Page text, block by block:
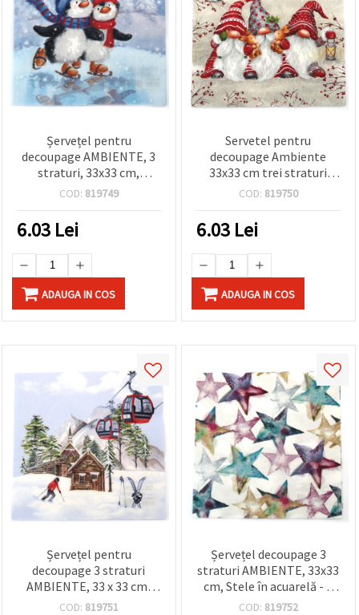
Șervețel pentru
decoupage AMBIENTE, 3
straturi, 33x33 cm,
Pinguini patinând - 1
COD: 819749
6.03 Lei
ADAUGA IN COS
Servetel pentru
decoupage Ambiente
33x33 cm trei straturi
Dree Dwarfs - 1 bucata
COD: 819750
6.03 Lei
ADAUGA IN COS
Șervețel pentru
decoupage 3 straturi
AMBIENTE, 33 x 33 cm,
Cabana de schi - 1 bucată
COD: 819751
Șervețel decoupage 3
straturi AMBIENTE, 33x33
cm, Stele în acuarelă - 1
bucată
COD: 819752